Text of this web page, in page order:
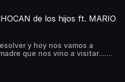
de los hijos ft. MARIO
y hoy nos vamos a
que nos vino a visitar....
privacy for more